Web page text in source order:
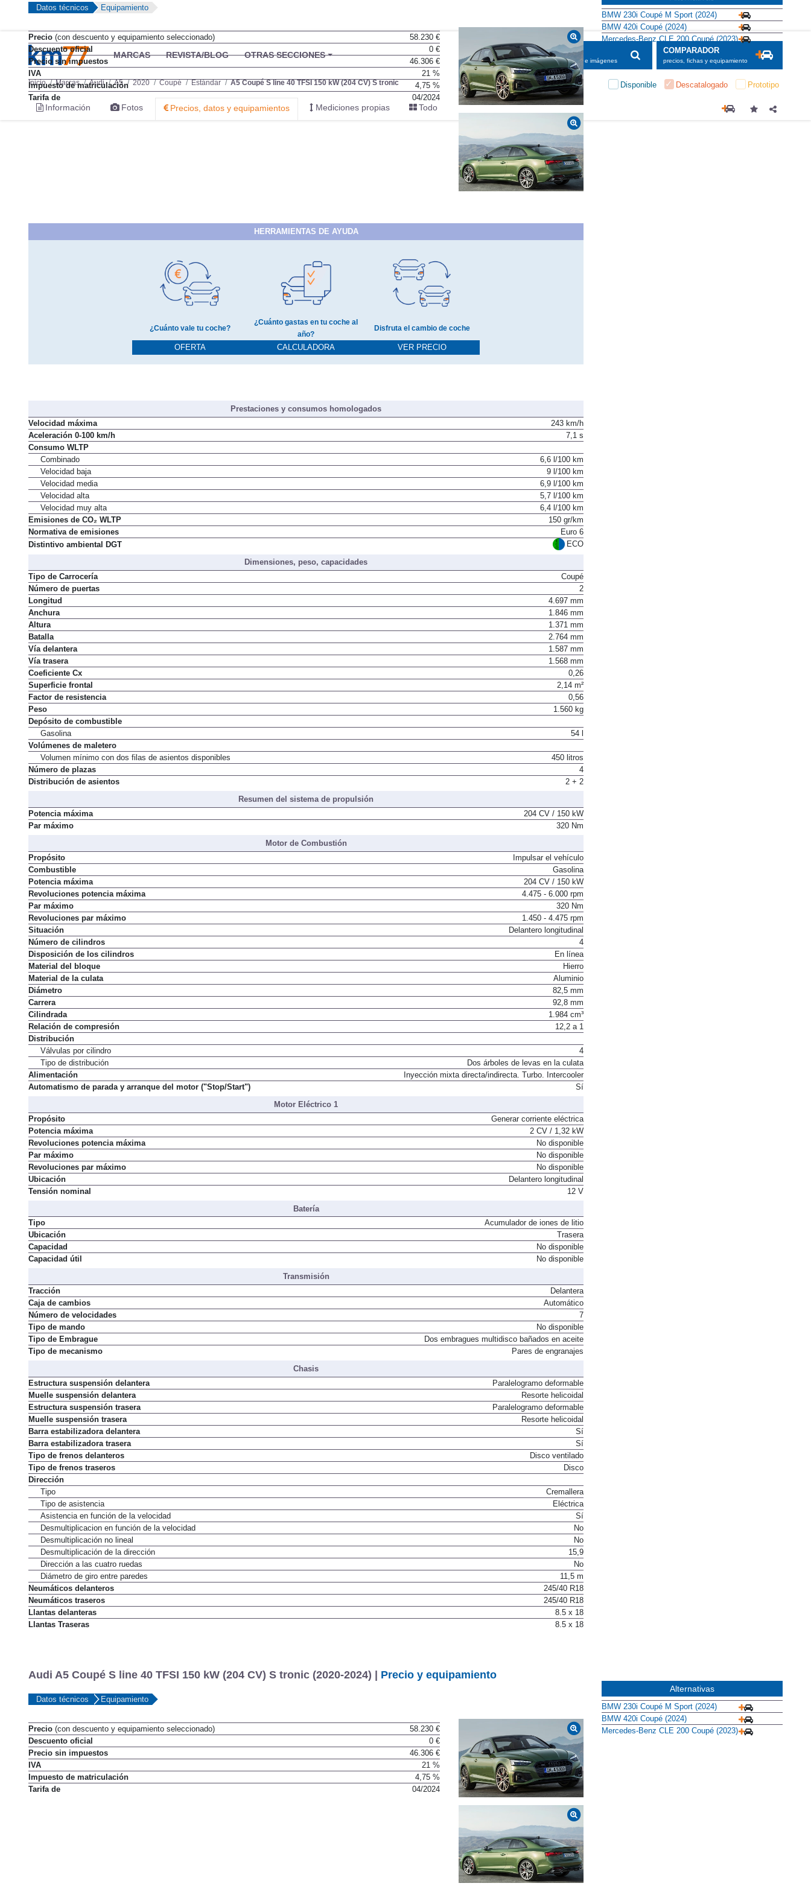
Precio(con descuento y equipamiento seleccionado)
58.230 €
Descuento oficial
0 €
Precio sin impuestos
46.306 €
IVA
21 %
Impuesto de matriculación
4,75 %
Tarifa de
04/2024
HERRAMIENTAS DE AYUDA
OFERTA
¿Cuánto gastas en tu coche al
año?
CALCULADORA VER PRECIO
Prestaciones y consumos homologados
Velocidad máxima
243 km/h
Aceleración 0-100 km/h
Consumo WLTP
Combinado
6,6 l/100 km
Velocidad baja
9 l/100 km
Velocidad media
6,9 l/100 km
Velocidad alta
5,7 l/100 km
Velocidad muy alta
6,4 l/100 km
Emisiones de CO₂ WLTP
150 gr/km
Normativa de emisiones
Euro 6
Dimensiones, peso, capacidades
Tipo de Carrocería
Coupé
Número de puertas
2
Longitud
4.697 mm
Anchura
1.846 mm
Altura
1.371 mm
Batalla
2.764 mm
Vía delantera
1.587 mm
Vía trasera
1.568 mm
Coeficiente Cx
0,26
Superficie frontal
2,14 m²
Factor de resistencia
0,56
Peso
Depósito de combustible
Gasolina
Volúmenes de maletero
Volumen mínimo con dos filas de asientos disponibles
450 litros
Número de plazas
4
Resumen del sistema de propulsión
Potencia máxima
204 CV / 150 kW
Motor de Combustión
Propósito
Impulsar el vehículo
Combustible
Gasolina
Potencia máxima
204 CV / 150 kW
Revoluciones potencia máxima
4.475 - 6.000 rpm
Par máximo
320 Nm
Revoluciones par máximo
1.450 - 4.475 rpm
Situación
Delantero longitudinal
Número de cilindros
4
Disposición de los cilindros
En línea
Material del bloque
Hierro
Material de la culata
Aluminio
Diámetro
82,5 mm
Carrera
92,8 mm
Cilindrada
1.984 cm³
Relación de compresión
Distribución
Válvulas por cilindro
4
Tipo de distribución
Dos árboles de levas en la culata
Alimentación
Inyección mixta directa/indirecta. Turbo. Intercooler
Motor Eléctrico 1
Propósito
Generar corriente eléctrica
Potencia máxima
2 CV / 1,32 kW
Revoluciones potencia máxima
No disponible
Par máximo
No disponible
Revoluciones par máximo
No disponible
Ubicación
Delantero longitudinal
Batería
Tipo
Acumulador de iones de litio
Ubicación
Trasera
Capacidad
No disponible
Transmisión
Tracción
Delantera
Caja de cambios
Automático
Número de velocidades
7
Tipo de mando
No disponible
Tipo de Embrague
Dos embragues multidisco bañados en aceite
Chasis
Estructura suspensión delantera
Paralelogramo deformable
Muelle suspensión delantera
Resorte helicoidal
Estructura suspensión trasera
Paralelogramo deformable
Muelle suspensión trasera
Resorte helicoidal
Barra estabilizadora delantera
Sí
Barra estabilizadora trasera
Sí
Tipo de frenos delanteros
Disco ventilado
Tipo de frenos traseros
Dirección
Tipo
Cremallera
Tipo de asistencia
Eléctrica
Asistencia en función de la velocidad
Sí
Desmultiplicacion en función de la velocidad
No
Desmultiplicación no lineal
No
Desmultiplicación de la dirección
15,9
Dirección a las cuatro ruedas
No
Diámetro de giro entre paredes
11,5 m
Neumáticos delanteros
245/40 R18
Neumáticos traseros
245/40 R18
Llantas delanteras
8.5 x 18
Alternativas
BMW 230i Coupé M Sport (2024)
BMW 420i Coupé (2024)
Mercedes-Benz CLE 200 Coupé (2023)
Audi A5 Coupé S line 40 TFSI 150 kW (204 CV) S tronic (2020-2024) | Precio y equipamiento
Precio(con descuento y equipamiento seleccionado)
58.230 €
Descuento oficial
0 €
Precio sin impuestos
46.306 €
IVA
21 %
Impuesto de matriculación
4,75 %
Alternativas
BMW 230i Coupé M Sport (2024)
BMW 420i Coupé (2024)